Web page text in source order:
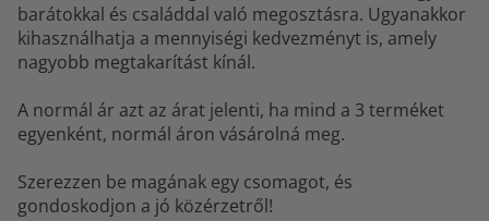
barátokkal és családdal való megosztásra. Ugyanakkor
kihasználhatja a mennyiségi kedvezményt is, amely
nagyobb megtakarítást kínál.
A normál ár azt az árat jelenti, ha mind a 3 terméket
egyenként, normál áron vásárolná meg.
Szerezzen be magának egy csomagot, és
gondoskodjon a jó közérzetről!